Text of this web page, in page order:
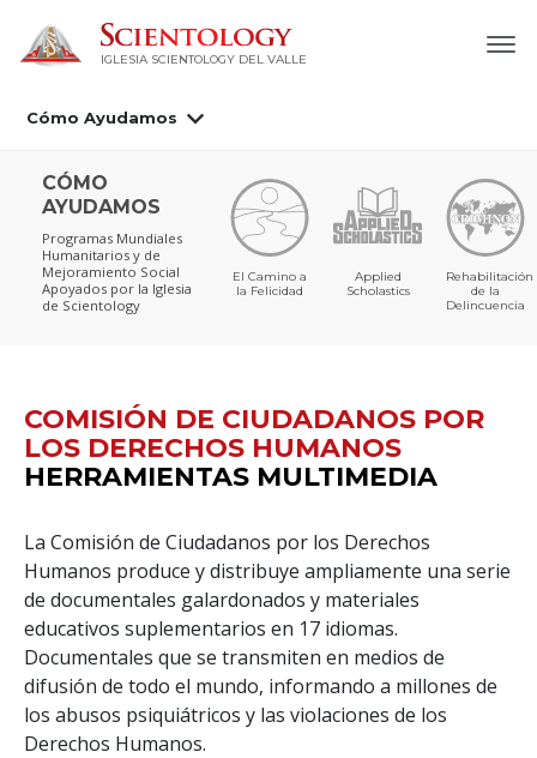
IGLESIA SCIENTOLOGY DEL VALLE
Cómo Ayudamos
CÓMO
AYUDAMOS
Programas Mundiales
Humanitarios y de
Mejoramiento Social
Apoyados por la Iglesia
de Scientology
El Camino a
la Felicidad
Applied
Scholastics
Rehabilitación
de la
Delincuencia
COMISIÓN DE CIUDADANOS POR
LOS DERECHOS HUMANOS
HERRAMIENTAS MULTIMEDIA
La Comisión de Ciudadanos por los Derechos
Humanos produce y distribuye ampliamente una serie
de documentales galardonados y materiales
educativos suplementarios en 17 idiomas.
Documentales que se transmiten en medios de
difusión de todo el mundo, informando a millones de
los abusos psiquiátricos y las violaciones de los
Derechos Humanos.